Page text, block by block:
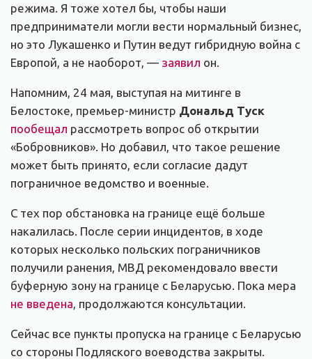
режима. Я тоже хотел бы, чтобы наши
предприниматели могли вести нормальный бизнес,
но это Лукашенко и Путин ведут гибридную война с
Европой, а не наоборот, — заявил он.
Напомним, 24 мая, выступая на митинге в
Белостоке, премьер-министр Дональд Туск
пообещал рассмотреть вопрос об открытии
«Бобровников». Но добавил, что такое решение
может быть принято, если согласие дадут
пограничное ведомство и военные.
С тех пор обстановка на границе ещё больше
накалилась. После серии инцидентов, в ходе
которых несколько польских пограничников
получили ранения, МВД рекомендовало ввести
буферную зону на границе с Беларусью. Пока мера
не введена , продолжаются консультации.
Сейчас все пункты пропуска на границе с Беларусью
со стороны Подляского воеводства закрыты.